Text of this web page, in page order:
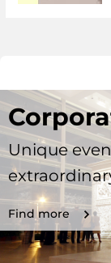
Unique
Find more